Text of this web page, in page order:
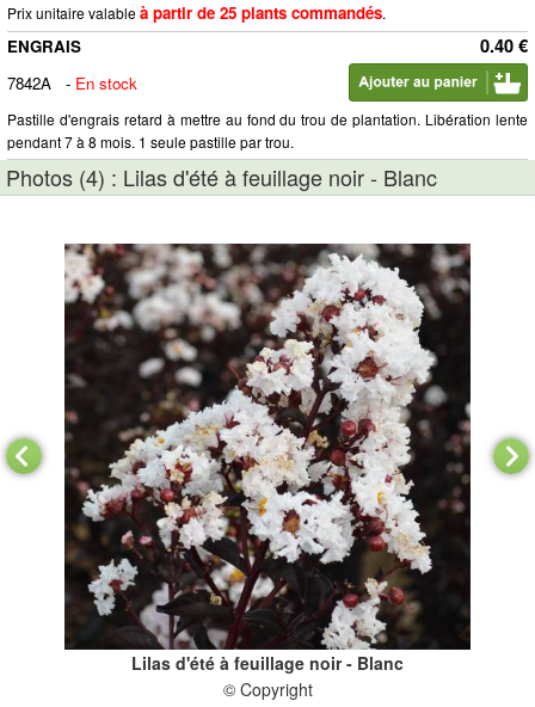
Prix unitaire valableà partir de 25 plants commandés.
0.40 €
ENGRAIS
7842A
- En stock
Pastille d'engrais retard à mettre au fond du trou de plantation. Libération lente
pendant 7 à 8 mois. 1 seule pastille par trou.
Photos (4) : Lilas d'été à feuillage noir - Blanc
Lilas d'été à feuillage noir - Blanc
© Copyright